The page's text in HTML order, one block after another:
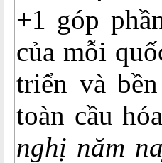
+1 góp
của mỗi
triển và
toàn cầu
nghị năm